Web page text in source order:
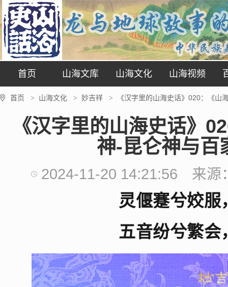
首页 山海文库 山海文化 山海视频
首页 > 山海文化 > 妙吉祥 > 《汉字里的山海史话》020：《山
《汉字里的山海史话》
神-昆仑神与百
2024-11-20 14:21:56 来源
灵偃蹇兮姣服
五音纷兮繁会